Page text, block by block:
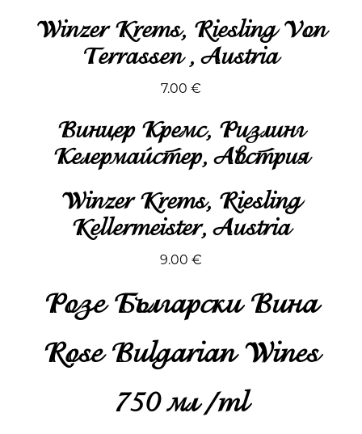
Winzer Krems, Riesling Von
Terrassen , Austria
7.00 €
Винцер Кремс, Ризлинг
Келермайстер, Австрия
Winzer Krems, Riesling
Kellermeister, Austria
9.00 €
Розе Български Вина
Rose Bulgarian Wines
750 мл /ml